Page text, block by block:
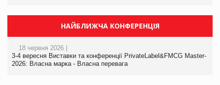
НАЙБЛИЖЧА КОНФЕРЕНЦІЯ
18 червня 2026 |
3-4 вересня Виставки та конференції PrivateLabel&FMCG Master-
2026: Власна марка - Власна перевага